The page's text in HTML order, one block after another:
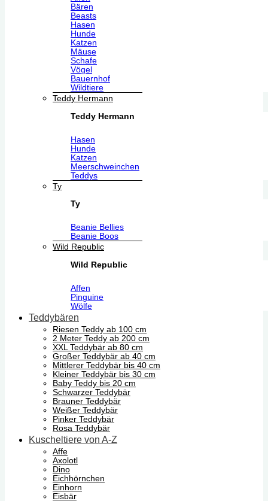
Bären
Beasts
Hasen
Hunde
Katzen
Mäuse
Schafe
Vögel
Bauernhof
Wildtiere
Teddy Hermann
Teddy Hermann
Hasen
Hunde
Katzen
Meerschweinchen
Teddys
Ty
Ty
Beanie Bellies
Beanie Boos
Wild Republic
Wild Republic
Affen
Pinguine
Wölfe
Teddybären
Riesen Teddy ab 100 cm
2 Meter Teddy ab 200 cm
XXL Teddybär ab 80 cm
Großer Teddybär ab 40 cm
Mittlerer Teddybär bis 40 cm
Kleiner Teddybär bis 30 cm
Baby Teddy bis 20 cm
Schwarzer Teddybär
Brauner Teddybär
Weißer Teddybär
Pinker Teddybär
Rosa Teddybär
Kuscheltiere von A-Z
Affe
Axolotl
Dino
Eichhörnchen
Einhorn
Eisbär